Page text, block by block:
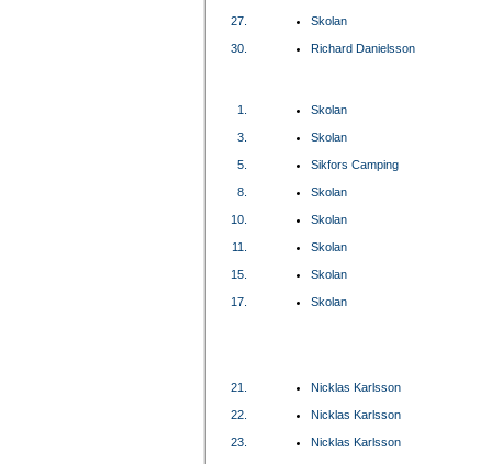
27. Skolan
30. Richard Danielsson
1. Skolan
3. Skolan
5. Sikfors Camping
8. Skolan
10. Skolan
11. Skolan
15. Skolan
17. Skolan
21. Nicklas Karlsson
22. Nicklas Karlsson
23. Nicklas Karlsson